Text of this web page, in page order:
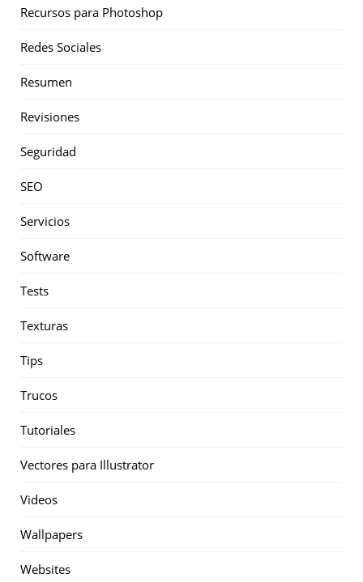
Recursos para Photoshop
Redes Sociales
Resumen
Revisiones
Seguridad
SEO
Servicios
Software
Tests
Texturas
Tips
Trucos
Tutoriales
Vectores para Illustrator
Videos
Wallpapers
Websites